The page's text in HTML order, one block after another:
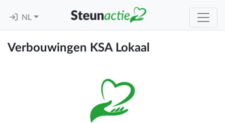
NL
Verbouwingen KSA Lokaal